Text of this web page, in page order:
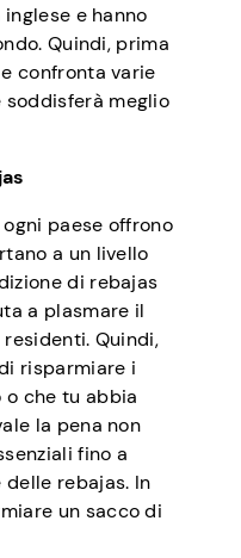
e hanno
Quindi, prima
confronta varie
soddisferà meglio
paese offrono
a un livello
di rebajas
a plasmare il
Quindi,
risparmiare i
o che tu abbia
la pena non
fino a
rebajas. In
un sacco di